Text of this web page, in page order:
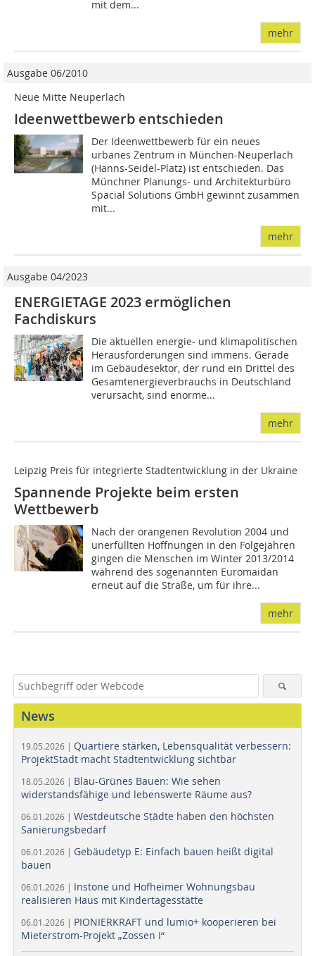
mit dem...
mehr
Ausgabe 06/2010
Neue Mitte Neuperlach
Ideenwettbewerb entschieden
Der Ideenwettbewerb für ein neues
urbanes Zentrum in München-Neuperlach
(Hanns-Seidel-Platz) ist entschieden. Das
Münchner Planungs- und Architekturbüro
Spacial Solutions GmbH gewinnt zusammen
mit...
mehr
Ausgabe 04/2023
ENERGIETAGE 2023 ermöglichen
Fachdiskurs
Die aktuellen energie- und klimapolitischen
Herausforderungen sind immens. Gerade
im Gebäudesektor, der rund ein Drittel des
Gesamtenergieverbrauchs in Deutschland
verursacht, sind enorme...
mehr
Leipzig Preis für integrierte Stadtentwicklung in der Ukraine
Spannende Projekte beim ersten
Wettbewerb
Nach der orangenen Revolution 2004 und
unerfüllten Hoffnungen in den Folgejahren
gingen die Menschen im Winter 2013/2014
während des sogenannten Euromaidan
erneut auf die Straße, um für ihre...
mehr
News
19.05.2026 | Quartiere stärken, Lebensqualität verbessern:
ProjektStadt macht Stadtentwicklung sichtbar
18.05.2026 | Blau-Grünes Bauen: Wie sehen
widerstandsfähige und lebenswerte Räume aus?
06.01.2026 | Westdeutsche Städte haben den höchsten
Sanierungsbedarf
06.01.2026 | Gebäudetyp E: Einfach bauen heißt digital
bauen
06.01.2026 | Instone und Hofheimer Wohnungsbau
realisieren Haus mit Kindertagesstätte
06.01.2026 | PIONIERKRAFT und lumio+ kooperieren bei
Mieterstrom-Projekt „Zossen I“